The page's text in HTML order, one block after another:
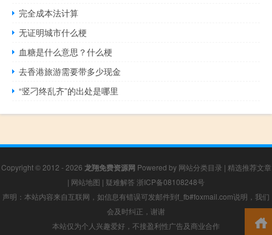
完全成本法计算
无证明城市什么梗
血糖是什么意思？什么梗
去香港旅游需要带多少现金
“竖刁终乱齐”的出处是哪里
Copyright © 2012 - 2026 龙翔免费资源网 Powered by 网站分类目录 | 精选推荐文章
| 网站地图 | 疑难解答 浙ICP备08108248号
声明：本站内容来自互联网，如信息有错误可发邮件到f_fb#foxmail.com说明，我们
会及时纠正，谢谢
本站仅为个人兴趣爱好，不接盈利性广告及商业合作